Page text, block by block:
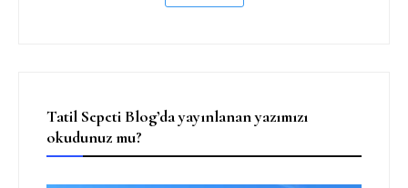
Tatil Sepeti Blog’da yayınlanan yazımızı
okudunuz mu?